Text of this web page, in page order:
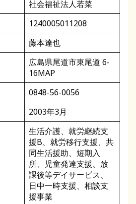
社会福祉法人若菜
1240005011208
藤本達也
広島県尾道市東尾道 6-
16MAP
0848-56-0056
2003年3月
生活介護、就労継続支
援B、就労移行支援、共
同生活援助、短期入
所、児童発達支援、放
課後等デイサービス、
日中一時支援、相談支
援事業